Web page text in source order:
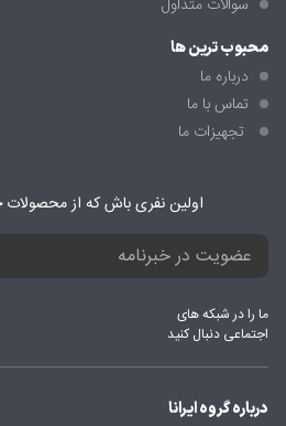
سوالات متداول
محبوب ترین ها
درباره ما
تماس با ما
تجهیزات ما
اولین نفری باش که از محصولات
ما را در شبکه های
اجتماعی دنبال کنید
درباره گروه ایرانا